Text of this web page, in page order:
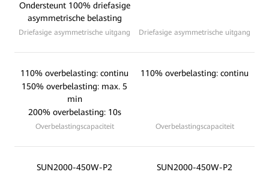
Ondersteunt 100% driefasige
asymmetrische belasting
Driefasige asymmetrische uitgang
110% overbelasting: continu
150% overbelasting: max. 5
min
200% overbelasting: 10s
Overbelastingscapaciteit
SUN2000-450W-P2
Driefasige asymmetrische uitgang
110% overbelasting: continu
Overbelastingscapaciteit
SUN2000-450W-P2